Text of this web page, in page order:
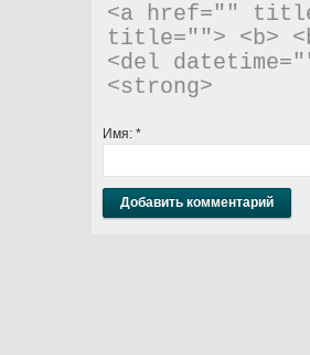
<a href=""
title=""> <b>
<del
<strong>
Имя: *